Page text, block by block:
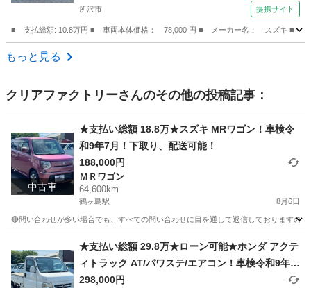
所沢市 提携サイト
■ 支払総額: 10.8万円 ■ 車両本体価格： 78,000 円 ■ メーカー名： スズキ ■
埼玉 所沢市
もっと見る
クリアファクトリーさんのその他の投稿記事：
中古車
★支払い総額 18.8万★スズキ MRワゴン！車検令
和9年7月！下取り、配送可能！
188,000円
ＭＲワゴン
64,600km
鶴ヶ島駅 8月6日
🔴問い合わせが多い場合でも、すべての問い合わせに目を通して返信しております
鶴ヶ島駅 ＭＲワゴン
★支払い総額 29.8万★ローン可能★ホンダ アクテ
ィトラック AT/パワステ/エアコン！車検令和9年7
月！下取り、配送可能！
298,000円